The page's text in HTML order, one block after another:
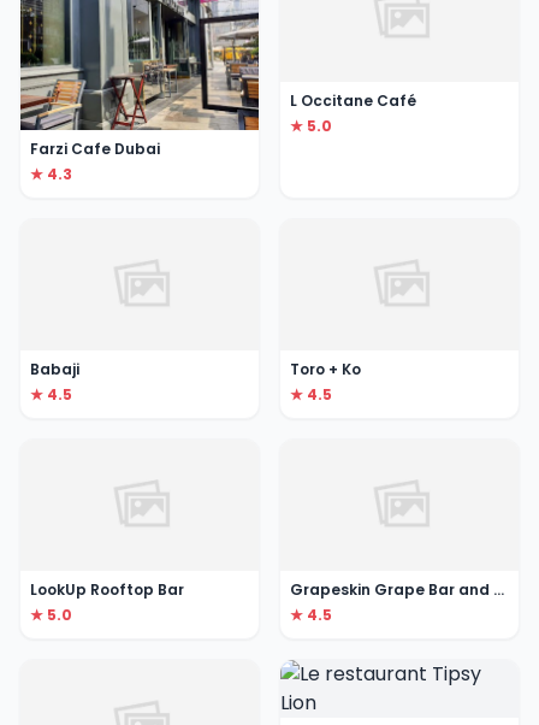
Farzi Cafe Dubai
★ 4.3
L Occitane Café
★ 5.0
Babaji
★ 4.5
Toro + Ko
★ 4.5
LookUp Rooftop Bar
★ 5.0
Grapeskin Grape Bar and Kitchen
★ 4.5